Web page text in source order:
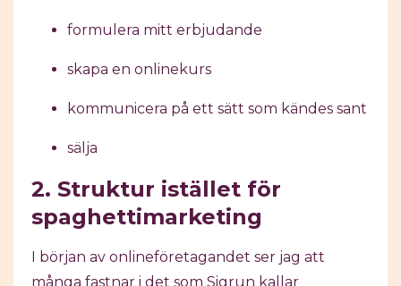
formulera mitt erbjudande
skapa en onlinekurs
kommunicera på ett sätt som kändes sant
sälja
2. Struktur istället för
spaghettimarketing
I början av onlineföretagandet ser jag att
många fastnar i det som Sigrun kallar